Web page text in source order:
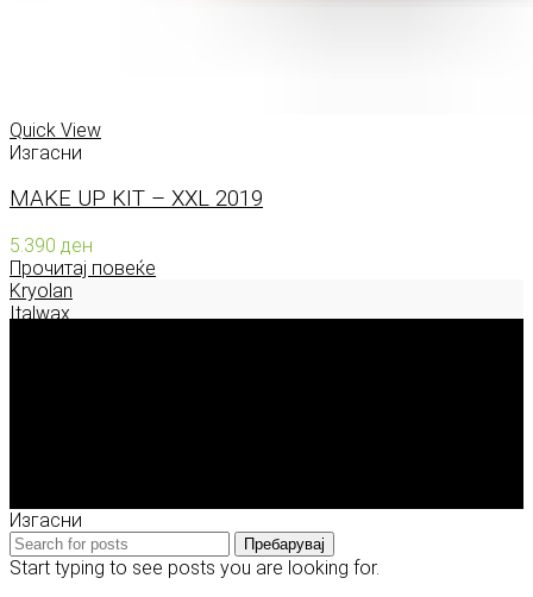
Quick View
Изгасни
MAKE UP KIT – XXL 2019
5.390 ден
Прочитај повеќе
Kryolan
Italwax
Изгасни
Пребарувај
Start typing to see posts you are looking for.